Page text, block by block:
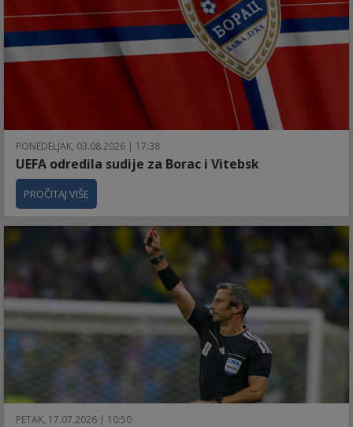
PONEDELJAK, 03.08.2026 | 17:38
UEFA odredila sudije za Borac i Vitebsk
PROČITAJ VIŠE
PETAK, 17.07.2026 | 10:50